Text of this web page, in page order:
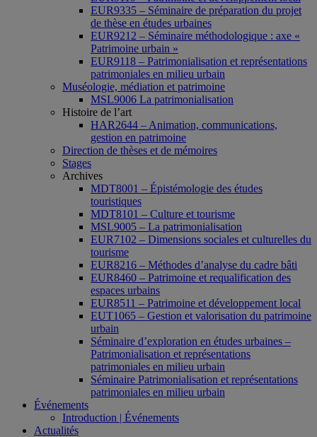
EUR9335 – Séminaire de préparation du projet
de thèse en études urbaines
EUR9212 – Séminaire méthodologique : axe «
Patrimoine urbain »
EUR9118 – Patrimonialisation et représentations
patrimoniales en milieu urbain
Muséologie, médiation et patrimoine
MSL9006 La patrimonialisation
Histoire de l’art
HAR2644 – Animation, communications,
gestion en patrimoine
Direction de thèses et de mémoires
Stages
Archives
MDT8001 – Épistémologie des études
touristiques
MDT8101 – Culture et tourisme
MSL9005 – La patrimonialisation
EUR7102 – Dimensions sociales et culturelles du
tourisme
EUR8216 – Méthodes d’analyse du cadre bâti
EUR8460 – Patrimoine et requalification des
espaces urbains
EUR8511 – Patrimoine et développement local
EUT1065 – Gestion et valorisation du patrimoine
urbain
Séminaire d’exploration en études urbaines –
Patrimonialisation et représentations
patrimoniales en milieu urbain
Séminaire Patrimonialisation et représentations
patrimoniales en milieu urbain
Événements
Introduction | Événements
Actualités